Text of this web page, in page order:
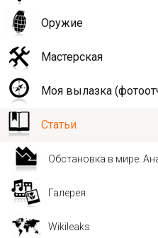
Оружие
Мастерская
Моя вылазка
Статьи
Обстановка в мире.
Галерея
Wikileaks